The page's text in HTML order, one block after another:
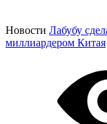
Новости Лабубу
миллиардером Китая